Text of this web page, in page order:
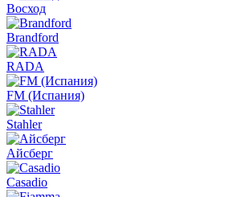
Восход
Brandford
RADA
FM (Испания)
Stahler
Айсберг
Casadio